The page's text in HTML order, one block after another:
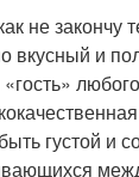
не закончу
вкусный и
густой и